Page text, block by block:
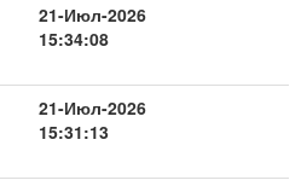
21-Июл-2026
15:34:08
21-Июл-2026
15:31:13